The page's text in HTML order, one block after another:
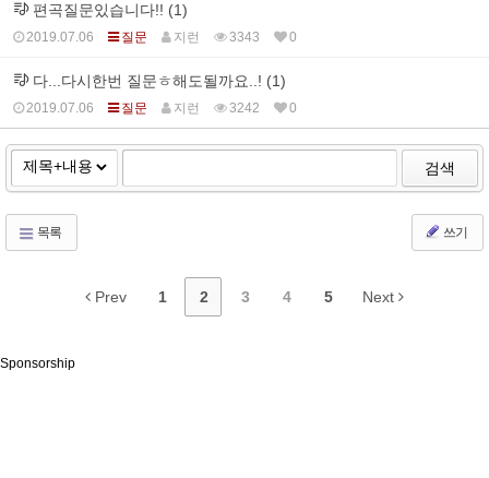
편곡질문있습니다!! (1)
2019.07.06 질문 지런 3343 0
다...다시한번 질문ㅎ해도될까요..! (1)
2019.07.06 질문 지런 3242 0
검색
목록 쓰기
Prev 1 2 3 4 5 Next
Sponsorship